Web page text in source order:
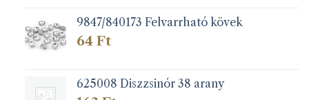
9847/840173 Felvarrható kövek
64 Ft
625008 Diszzsinór 38 arany